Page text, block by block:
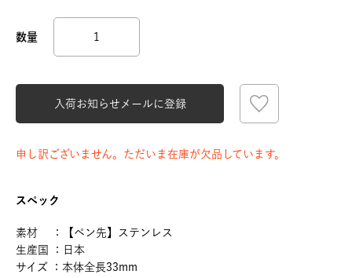
入荷お知らせメールに登録
申し訳ございません。ただいま在庫が欠品しています。
スペック
素材 ：【ペン先】ステンレス
生産国 ：日本
サイズ ：本体全長33mm